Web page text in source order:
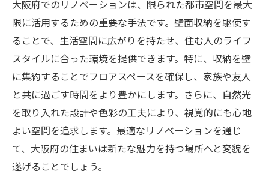
大阪府でのリノベーションは、限られた都市空間を最大
限に活用するための重要な手法です。壁面収納を駆使す
ることで、生活空間に広がりを持たせ、住む人のライフ
スタイルに合った環境を提供できます。特に、収納を壁
に集約することでフロアスペースを確保し、家族や友人
と共に過ごす時間をより豊かにします。さらに、自然光
を取り入れた設計や色彩の工夫により、視覚的にも心地
よい空間を追求します。最適なリノベーションを通じ
て、大阪府の住まいは新たな魅力を持つ場所へと変貌を
遂げることでしょう。